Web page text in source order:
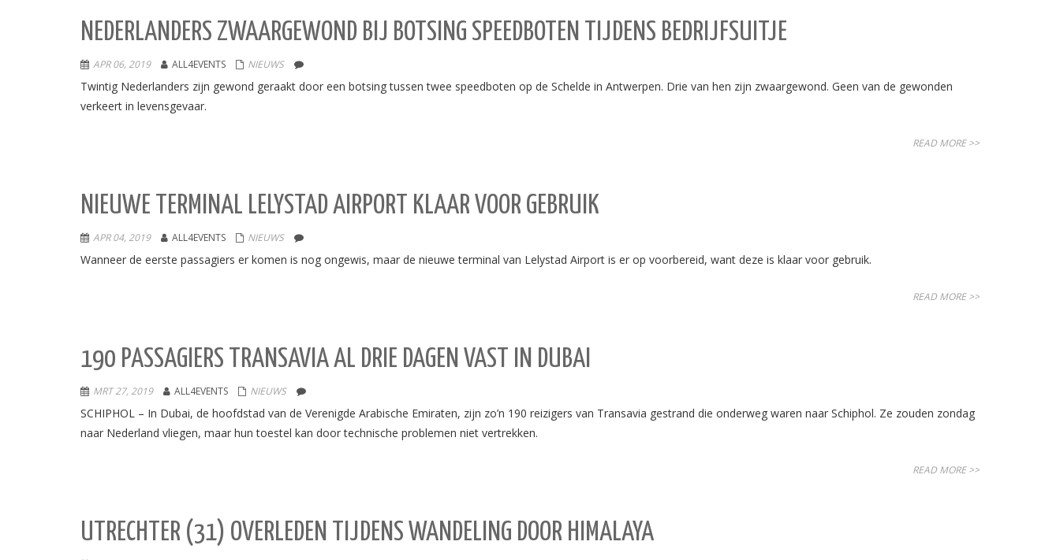
NEDERLANDERS ZWAARGEWOND BIJ BOTSING SPEEDBOTEN TIJDENS BEDRIJFSUITJE
APR 06, 2019 ALL4EVENTS NIEUWS
Twintig Nederlanders zijn gewond geraakt door een botsing tussen twee speedboten op de Schelde in Antwerpen. Drie van hen zijn zwaargewond. Geen van de gewonden
verkeert in levensgevaar.
READ MORE >>
NIEUWE TERMINAL LELYSTAD AIRPORT KLAAR VOOR GEBRUIK
APR 04, 2019 ALL4EVENTS NIEUWS
Wanneer de eerste passagiers er komen is nog ongewis, maar de nieuwe terminal van Lelystad Airport is er op voorbereid, want deze is klaar voor gebruik.
READ MORE >>
190 PASSAGIERS TRANSAVIA AL DRIE DAGEN VAST IN DUBAI
MRT 27, 2019 ALL4EVENTS NIEUWS
SCHIPHOL – In Dubai, de hoofdstad van de Verenigde Arabische Emiraten, zijn zo’n 190 reizigers van Transavia gestrand die onderweg waren naar Schiphol. Ze zouden zondag
naar Nederland vliegen, maar hun toestel kan door technische problemen niet vertrekken.
READ MORE >>
UTRECHTER (31) OVERLEDEN TIJDENS WANDELING DOOR HIMALAYA